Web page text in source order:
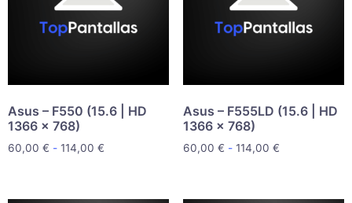
Asus – F550 (15.6 | HD
1366 x 768)
60,00 € - 114,00 €
Asus – F555LD (15.6 | HD
1366 x 768)
60,00 € - 114,00 €